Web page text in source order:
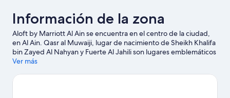
Información de la zona
Aloft by Marriott Al Ain se encuentra en el centro de la ciudad,
en Al Ain. Qasr al Muwaiji, lugar de nacimiento de Sheikh Khalifa
bin Zayed Al Nahyan y Fuerte Al Jahili son lugares emblemáticos
locales, y la belleza natural del área puede apreciarse en Parque
Zoológico de Al Ain y Parque de diversiones Hili Fun City.
Ver más